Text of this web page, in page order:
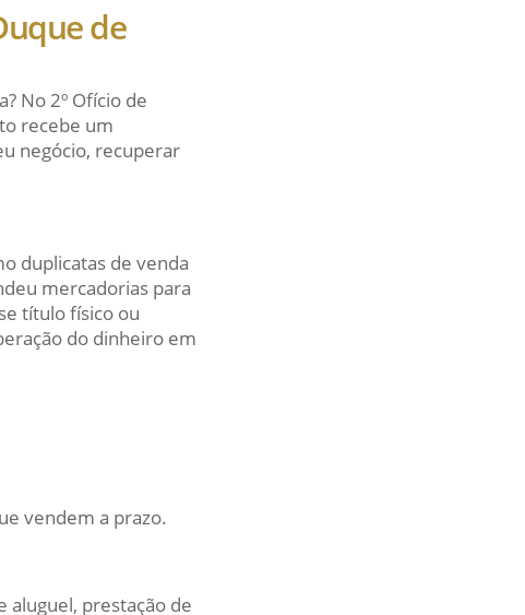
de
No 2º Ofício de
recebe um
negócio, recuperar
duplicatas de venda
mercadorias para
título físico ou
do dinheiro em
vendem a prazo.
aluguel, prestação de